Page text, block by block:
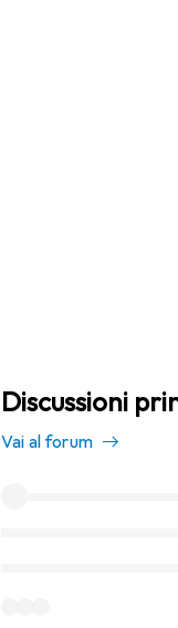
Discussioni
Vai al forum